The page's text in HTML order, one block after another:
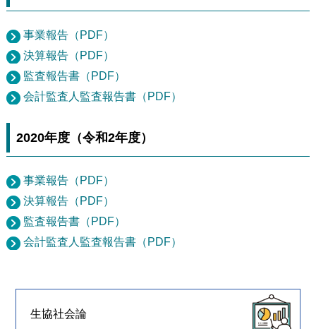
事業報告（PDF）
決算報告（PDF）
監査報告書（PDF）
会計監査人監査報告書（PDF）
2020年度（令和2年度）
事業報告（PDF）
決算報告（PDF）
監査報告書（PDF）
会計監査人監査報告書（PDF）
生協社会論